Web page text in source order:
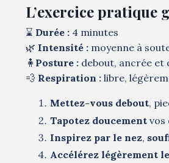
L’exercice pratique
⌛ Durée : 4 minutes
🌿 Intensité : moyenne à
🧍 Posture : debout, ancrée et
💨 Respiration : libre,
Mettez-vous debout,
Tapotez doucement vos
Inspirez par le nez,
Accélérez légèrement